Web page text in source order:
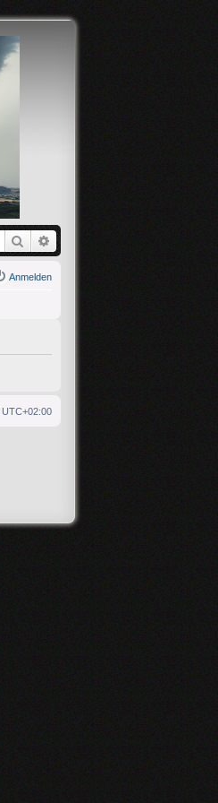
Suche
Anmelden
UTC+02:00